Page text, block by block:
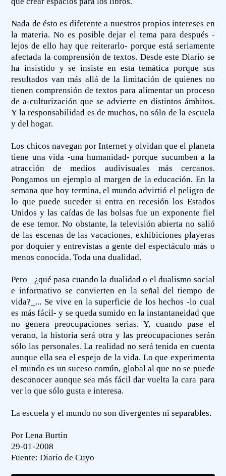
Nada de ésto es diferente a nuestros propios intereses en
la materia. No es posible dejar el tema para después -
lejos de ello hay que reiterarlo- porque está seriamente
afectada la comprensión de textos. Desde este Diario se
ha insistido y se insiste en esta temática porque sus
resultados van más allá de la limitación de quienes no
tienen comprensión de textos para alimentar un proceso
de a-culturización que se advierte en distintos ámbitos.
Y la responsabilidad es de muchos, no sólo de la escuela
y del hogar.
Los chicos navegan por Internet y olvidan que el planeta
tiene una vida -una humanidad- porque sucumben a la
atracción de medios audivisuales más cercanos.
Pongamos un ejemplo al margen de la educación. En la
semana que hoy termina, el mundo advirtió el peligro de
lo que puede suceder si entra en recesión los Estados
Unidos y las caídas de las bolsas fue un exponente fiel
de ese temor. No obstante, la televisión abierta no salió
de las escenas de las vacaciones, exhibiciones playeras
por doquier y entrevistas a gente del espectáculo más o
menos conocida. Toda una dualidad.
Pero _¿qué pasa cuando la dualidad o el dualismo social
e informativo se convierten en la señal del tiempo de
vida?_... Se vive en la superficie de los hechos -lo cual
es más fácil- y se queda sumido en la instantaneidad que
no genera preocupaciones serias. Y, cuando pase el
verano, la historia será otra y las preocupaciones serán
sólo las personales. La realidad no será tenida en cuenta
aunque ella sea el espejo de la vida. Lo que experimenta
el mundo es un suceso común, global al que no se puede
desconocer aunque sea más fácil dar vuelta la cara para
ver lo que sólo gusta e interesa.
La escuela y el mundo no son divergentes ni separables.
Por Lena Burtin
29-01-2008
Fuente:Diario de Cuyo